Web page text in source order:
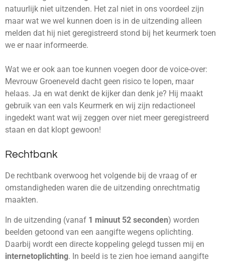
natuurlijk niet uitzenden. Het zal niet in ons voordeel zijn
maar wat we wel kunnen doen is in de uitzending alleen
melden dat hij niet geregistreerd stond bij het keurmerk toen
we er naar informeerde.
Wat we er ook aan toe kunnen voegen door de voice-over:
Mevrouw Groeneveld dacht geen risico te lopen, maar
helaas. Ja en wat denkt de kijker dan denk je? Hij maakt
gebruik van een vals Keurmerk en wij zijn redactioneel
ingedekt want wat wij zeggen over niet meer geregistreerd
staan en dat klopt gewoon!
Rechtbank
De rechtbank overwoog het volgende bij de vraag of er
omstandigheden waren die de uitzending onrechtmatig
maakten.
In de uitzending (vanaf 1 minuut 52 seconden) worden
beelden getoond van een aangifte wegens oplichting.
Daarbij wordt een directe koppeling gelegd tussen mij en
internetoplichting. In beeld is te zien hoe iemand aangifte